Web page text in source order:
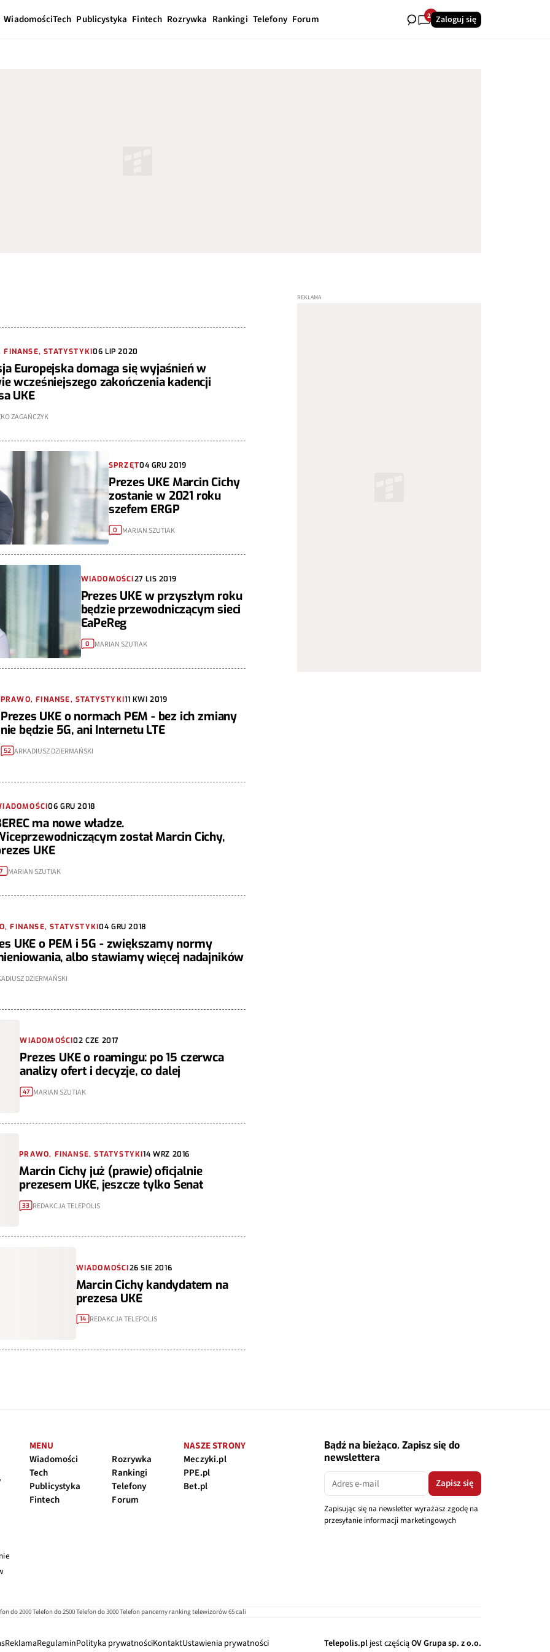
WiadomościTech Publicystyka Fintech Rozrywka Rankingi Telefony Forum 25Zaloguj się
FINANSE, STATYSTYKI06 LIP 2020
Europejska domaga się wyjaśnień w
wcześniejszego zakończenia kadencji
UKE
ZAGAŃCZYK
SPRZĘT04 GRU 2019
Prezes UKE Marcin Cichy
zostanie w 2021 roku
szefem ERGP
0 MARIAN SZUTIAK
WIADOMOŚCI27 LIS 2019
Prezes UKE w przyszłym roku
będzie przewodniczącym sieci
EaPeReg
0 MARIAN SZUTIAK
PRAWO, FINANSE, STATYSTYKI11 KWI 2019
Prezes UKE o normach PEM - bez ich zmiany
nie będzie 5G, ani Internetu LTE
52 ARKADIUSZ DZIERMAŃSKI
06 GRU 2018
ma nowe władze.
został Marcin Cichy,
UKE
7 MARIAN SZUTIAK
FINANSE, STATYSTYKI04 GRU 2018
UKE o PEM i 5G - zwiększamy normy
albo stawiamy więcej nadajników
DZIERMAŃSKI
WIADOMOŚCI02 CZE 2017
Prezes UKE o roamingu: po 15 czerwca
analizy ofert i decyzje, co dalej
47 MARIAN SZUTIAK
PRAWO, FINANSE, STATYSTYKI14 WRZ 2016
Marcin Cichy już (prawie) oficjalnie
prezesem UKE, jeszcze tylko Senat
33 REDAKCJA TELEPOLIS
WIADOMOŚCI26 SIE 2016
Marcin Cichy kandydatem na
prezesa UKE
14 REDAKCJA TELEPOLIS
MENU
Wiadomości
Tech
Publicystyka
Fintech
Rozrywka
Rankingi
Telefony
Forum
NASZE STRONY
Meczyki.pl
PPE.pl
Bet.pl
Bądź na bieżąco. Zapisz się do
newslettera
Zapisz się
Zapisując się na newsletter wyrażasz zgodę na
przesyłanie informacji marketingowych
do 2000Telefon do 2500Telefon do 3000Telefon pancerny ranking telewizorów 65 cali
ReklamaRegulaminPolityka prywatnościKontaktUstawienia prywatności Telepolis.pl jest częścią OV Grupa sp. z o.o.